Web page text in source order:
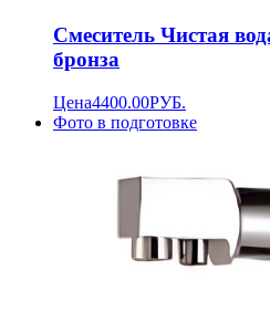
Смеситель Чистая
бронза
Цена4400.00РУБ.
Фото в подготовке